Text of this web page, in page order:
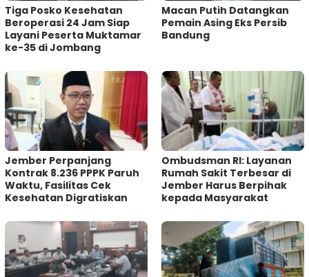
Tiga Posko Kesehatan
Beroperasi 24 Jam Siap
Layani Peserta Muktamar
ke-35 di Jombang
Macan Putih Datangkan
Pemain Asing Eks Persib
Bandung
Jember Perpanjang
Kontrak 8.236 PPPK Paruh
Waktu, Fasilitas Cek
Kesehatan Digratiskan
Ombudsman RI: Layanan
Rumah Sakit Terbesar di
Jember Harus Berpihak
kepada Masyarakat